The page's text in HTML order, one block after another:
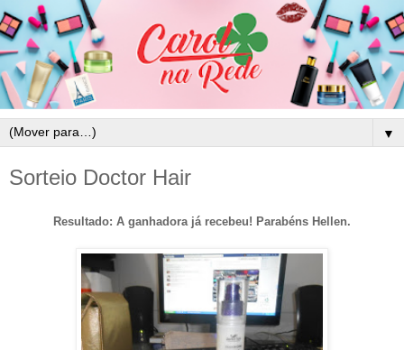
▼
Sorteio Doctor Hair
Resultado: A ganhadora já recebeu! Parabéns Hellen.